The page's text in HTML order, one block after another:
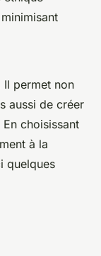
permet non
aussi de créer
choisissant
à la
quelques